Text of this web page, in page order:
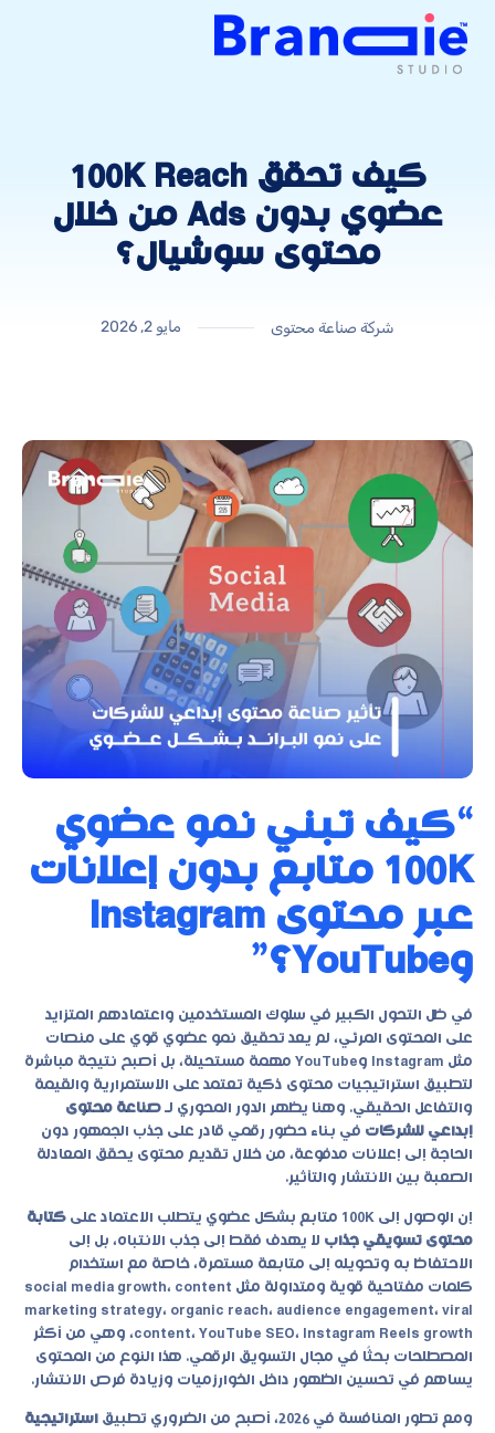
كيف تحقق 100K Reach
عضوي بدون Ads من خلال
محتوى سوشيال؟
شركة صناعة محتوى مايو 2, 2026
“كيف تبني نمو عضوي
100K متابع بدون إعلانات
عبر محتوى Instagram
وYouTube؟”
في ظل التحول الكبير في سلوك المستخدمين واعتمادهم المتزايد
على المحتوى المرئي، لم يعد تحقيق نمو عضوي قوي على منصات
مثل Instagram وYouTube مهمة مستحيلة، بل أصبح نتيجة مباشرة
لتطبيق استراتيجيات محتوى ذكية تعتمد على الاستمرارية والقيمة
والتفاعل الحقيقي. وهنا يظهر الدور المحوري لـ صناعة محتوى
إبداعي للشركات في بناء حضور رقمي قادر على جذب الجمهور دون
الحاجة إلى إعلانات مدفوعة، من خلال تقديم محتوى يحقق المعادلة
الصعبة بين الانتشار والتأثير.
إن الوصول إلى 100K متابع بشكل عضوي يتطلب الاعتماد على
كتابة
محتوى تسويقي جذاب لا يهدف فقط إلى جذب الانتباه، بل إلى
الاحتفاظ به وتحويله إلى متابعة مستمرة، خاصة مع استخدام
كلمات مفتاحية قوية ومتداولة مثل social media growth، content
marketing strategy، organic reach، audience engagement، viral
content، YouTube SEO، Instagram Reels growth، وهي من أكثر
المصطلحات بحثًا في مجال التسويق الرقمي. هذا النوع من المحتوى
يساهم في تحسين الظهور داخل الخوارزميات وزيادة فرص الانتشار.
ومع تطور المنافسة في 2026، أصبح من الضروري تطبيق
استراتيجية